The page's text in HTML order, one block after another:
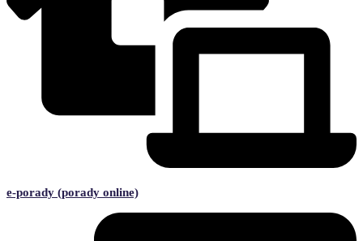
e-porady (porady online)